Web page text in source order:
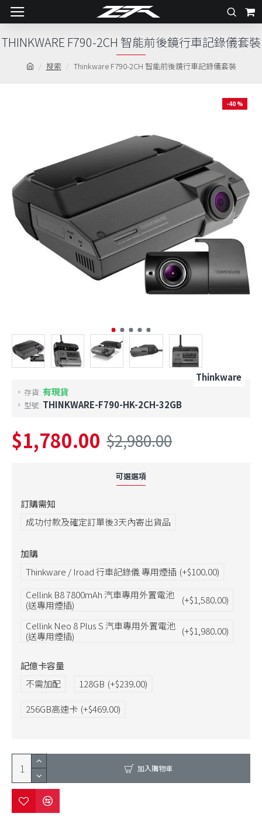
搜索 Thinkware F790-2CH 智能前後鏡行車記錄儀套裝
THINKWARE F790-2CH 智能前後鏡行車記錄儀套裝
-40 %
存貨: 有現貨
型號: THINKWARE-F790-HK-2CH-32GB
Thinkware
$1,780.00 $2,980.00
可選選項
訂購需知
成功付款及確定訂單後3天內寄出貨品
加購
Thinkware / Iroad 行車記錄儀 專用煙插 (+$100.00)
Cellink B8 7800mAh 汽車專用外置電池
(送專用煙插)
(+$1,580.00)
Cellink Neo 8 Plus S 汽車專用外置電池
(送專用煙插)
(+$1,980.00)
記億卡容量
不需加配
128GB (+$239.00)
256GB高速卡 (+$469.00)
加入購物車